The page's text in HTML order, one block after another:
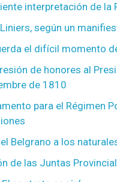
interpretación de la
según un
el difícil momento
de honores al
de 1810
para el Régimen
Belgrano a los
de las Juntas